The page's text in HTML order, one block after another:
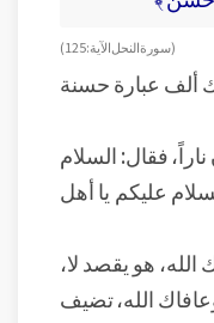
( سورة النحل الآية: 125 )
ألف عبارة حسنة
فقال: السلام
عليكم يا أهل
هو يقصد لا،
وعافاك الله، تضيف